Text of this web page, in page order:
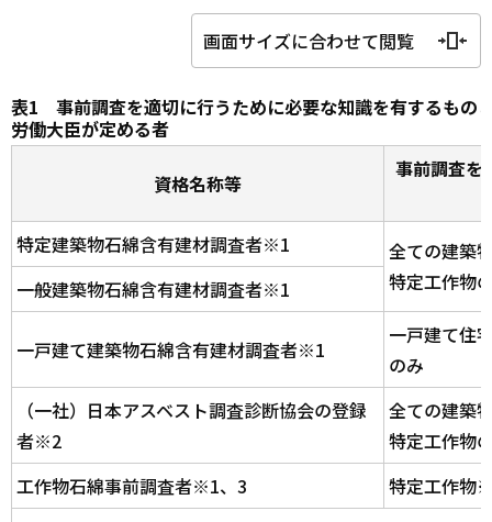
画面サイズに合わせて閲覧
表1 事前調査を適切に行うために必要な知識を有するもの
労働大臣が定める者
資格名称等
事前調査を
特定建築物石綿含有建材調査者※1
全ての建築
特定工作物
一般建築物石綿含有建材調査者※1
一戸建て建築物石綿含有建材調査者※1
一戸建て住
のみ
（一社）日本アスベスト調査診断協会の登録
者※2
全ての建築
特定工作物
工作物石綿事前調査者※1、3
特定工作物